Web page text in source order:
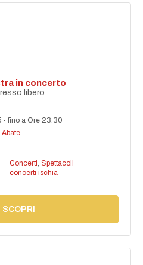
in concerto
libero
-fino a Ore 23:30
Concerti Spettacoli
concerti ischia
SCOPRI